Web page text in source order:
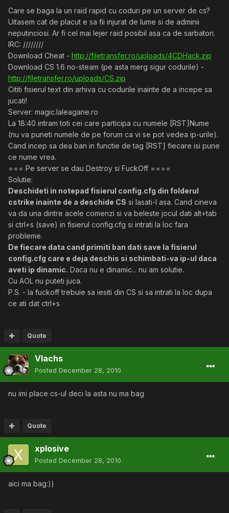
Care se baga la un raid rapid cu coduri pe un server de cs?
Uitasem cat de placut e sa fii injurat de lume si de adminii
neputinciosi. Ar fi cel mai lejer raid posibil asa ca de sarbatori.
IRC: ////////
Download Cheat - http://filetransfer.ro/uploads/4CDHack.zip
Download CS 1.6 no-steam (pe asta merg sigur codurile) -
http://filetransfer.ro/uploads/CS.zip
Cititi fisierul text din arhiva cu codurile inainte de a incepe sa
jucati!
Server: magic.laleagane.ro
La 18:40 intram toti cei care participa cu numele [RST]Nume
(nu va puneti numele de pe forum ca vi se pot vedea ip-urile).
Cand incep sa dea ban in functie de tag [RST] fiecare isi pune
ce nume vrea.
=== Pe server se dau Destroy si FuckOff ====
Solutie:
Deschideti in notepad fisierul config.cfg din folderul
cstrike inainte de a deschide CS si lasati-l asa. Cand cineva
va da una dintre acele comenzi si va beleste jocul dati alt+tab
si ctrl+s (save) in fisierul config.cfg si intrati la loc fara
probleme.
De fiecare data cand primiti ban dati save la fisierul
config.cfg care e deja deschis si schimbati-va ip-ul daca
aveti ip dinamic. Daca nu e dinamic... nu am solutie.
Cu AOL nu puteti juca.
P.S. - la fuckoff trebuie sa iesiti din CS si sa intrati la loc dupa
ce ati dat ctrl+s
Quote
Vlachs
Posted December 28, 2010
nu imi place cs-ul deci la asta nu ma bag
Quote
xplosive
Posted December 28, 2010
aici ma bag:))